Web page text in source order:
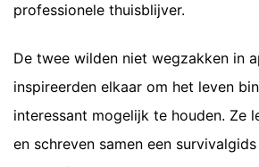
professionele thuisblijver.
De twee wilden niet wegzakken in
inspireerden elkaar om het leven
interessant mogelijk te houden. Ze
en schreven samen een